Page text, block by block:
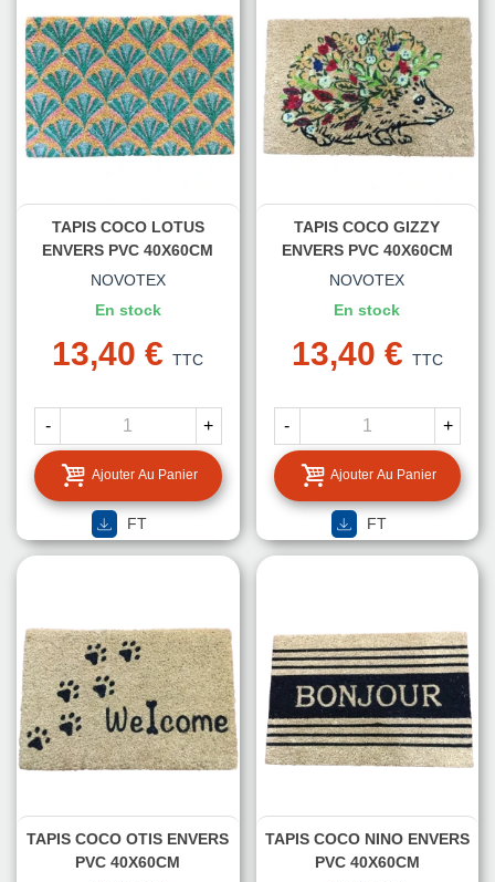
TAPIS COCO LOTUS
ENVERS PVC 40X60CM
NOVOTEX
En stock
13,40 € TTC
- +
Ajouter Au Panier
FT
TAPIS COCO GIZZY
ENVERS PVC 40X60CM
NOVOTEX
En stock
13,40 € TTC
- +
Ajouter Au Panier
FT
TAPIS COCO OTIS ENVERS
PVC 40X60CM
TAPIS COCO NINO ENVERS
PVC 40X60CM